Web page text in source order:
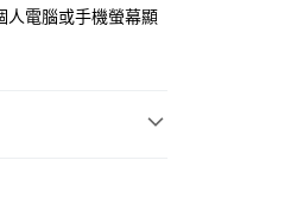
）商業銀行
動跳轉到大哥付的交易
人電腦或手機螢幕顯